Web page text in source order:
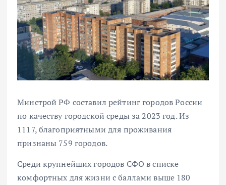
Минстрой РФ составил рейтинг городов России
по качеству городской среды за 2023 год. Из
1117, благоприятными для проживания
признаны 759 городов.
Среди крупнейших городов СФО в списке
комфортных для жизни с баллами выше 180